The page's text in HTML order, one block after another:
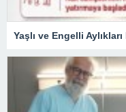
Yaşlı ve Engelli